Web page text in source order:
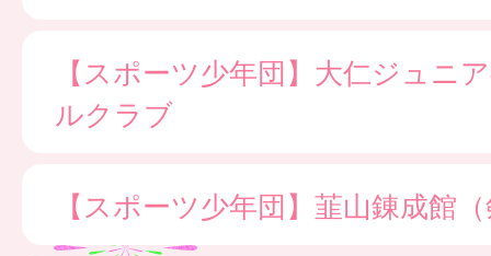
【スポーツ少年団】大仁ジュニ
ルクラブ
【スポーツ少年団】韮山錬成館